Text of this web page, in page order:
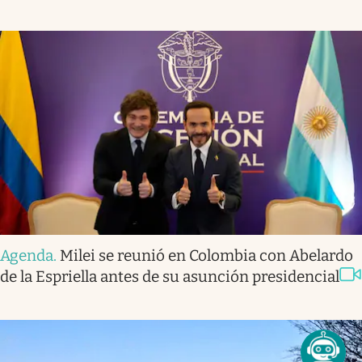
Agenda. Milei se reunió en Colombia con Abelardo
de la Espriella antes de su asunción presidencial